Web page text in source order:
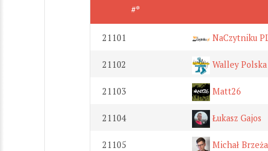
#*
21101 NaCzytniku
21102 Walley Polska
21103 Matt26
21104 Łukasz Gajos
21105 Michał